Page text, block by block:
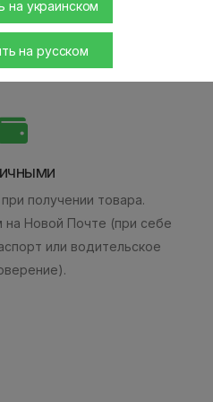
на украинском
на русском
получении товара.
Новой Почте (при себе
или водительское